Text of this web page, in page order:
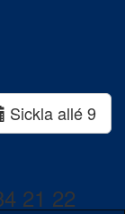
Sickla allé 9
21 22